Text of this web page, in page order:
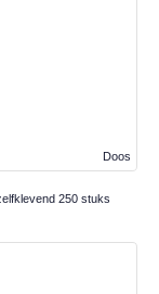
Doos
250 stuks